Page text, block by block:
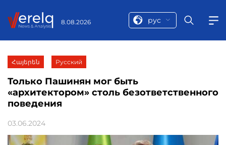
8.08.2026 рус
Հայերեն Русский
Только Пашинян мог быть
«архитектором» столь безответственного
поведения
03.06.2024